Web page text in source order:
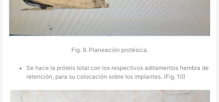
Fig. 9. Planeación protésica.
Se hace la próteis total con los respectivos aditamentos hembra de
retención, para su colocación sobre los implantes. (Fig. 10)